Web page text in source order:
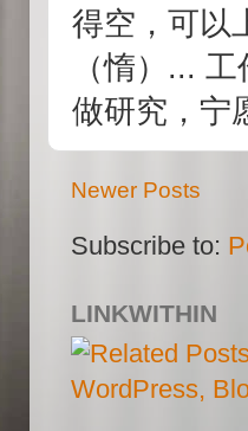
得空，可以
（惰）...
做研究，宁
Newer Posts
Subscribe to:
LINKWITHIN